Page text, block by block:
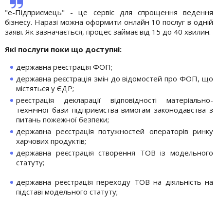
"е-Підприємець" - це сервіс для спрощення ведення
бізнесу. Наразі можна оформити онлайн 10 послуг в одній
заяві. Як зазначається, процес займає від 15 до 40 хвилин.
Які послуги поки що доступні:
державна реєстрація ФОП;
державна реєстрація змін до відомостей про ФОП, що
містяться у ЄДР;
реєстрація декларації відповідності матеріально-
технічної бази підприємства вимогам законодавства з
питань пожежної безпеки;
державна реєстрація потужностей операторів ринку
харчових продуктів;
державна реєстрація створення ТОВ із модельного
статуту;
державна реєстрація переходу ТОВ на діяльність на
підставі модельного статуту;